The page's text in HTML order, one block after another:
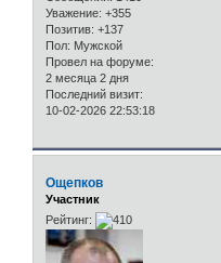
Уважение: +355
Позитив: +137
Пол: Мужской
Провел на форуме:
2 месяца 2 дня
Последний визит:
10-02-2026 22:53:18
Ощепков
Участник
Рейтинг: